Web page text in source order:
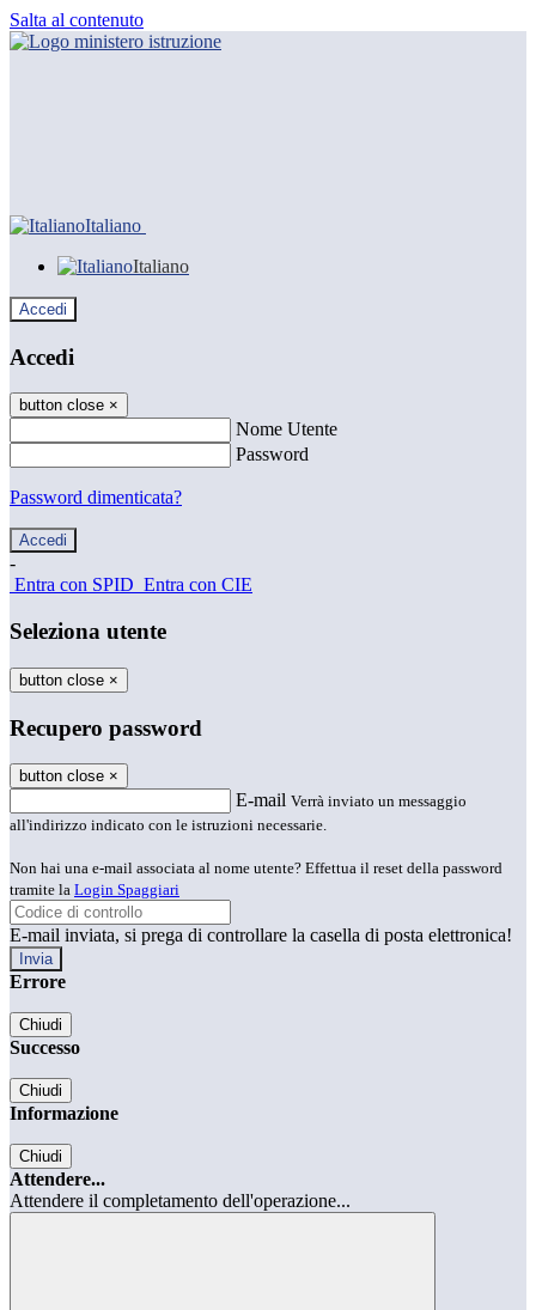
Salta al contenuto
Italiano
Italiano
Accedi
Accedi
button close ×
Nome Utente
Password
Password dimenticata?
-
Entra con SPID Entra con CIE
Seleziona utente
button close ×
Recupero password
button close ×
E-mail Verrà inviato un messaggio
all'indirizzo indicato con le istruzioni necessarie.
Non hai una e-mail associata al nome utente? Effettua il reset della password
tramite la Login Spaggiari
E-mail inviata, si prega di controllare la casella di posta elettronica!
Errore
Chiudi
Successo
Chiudi
Informazione
Chiudi
Attendere...
Attendere il completamento dell'operazione...